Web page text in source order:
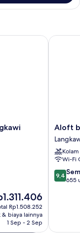
Rp1.508.252
biaya lainnya
1 Sep - 2 Sep
Aloft
by
Marriott
Pantai
Tengah
Aloft
Wi-Fi
9.4
dari
9,4
655
Aloft by